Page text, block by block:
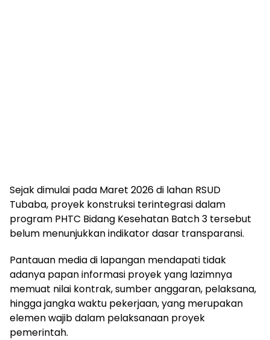
Sejak dimulai pada Maret 2026 di lahan RSUD
Tubaba, proyek konstruksi terintegrasi dalam
program PHTC Bidang Kesehatan Batch 3 tersebut
belum menunjukkan indikator dasar transparansi.
Pantauan media di lapangan mendapati tidak
adanya papan informasi proyek yang lazimnya
memuat nilai kontrak, sumber anggaran, pelaksana,
hingga jangka waktu pekerjaan, yang merupakan
elemen wajib dalam pelaksanaan proyek
pemerintah.